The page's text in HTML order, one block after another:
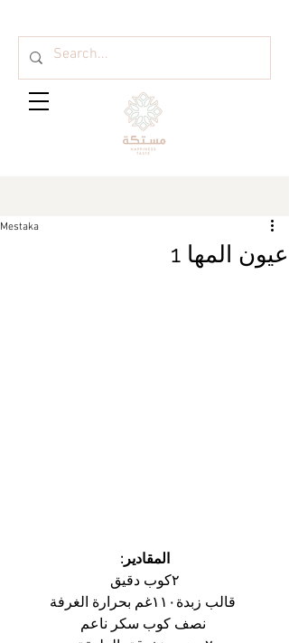
عيون المها 1
Mestaka
المقادير:
٢كوب دقيق